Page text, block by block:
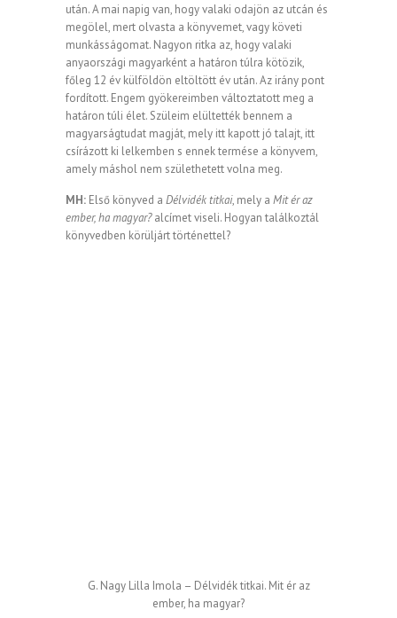
után. A mai napig van, hogy valaki odajön az utcán és
megölel, mert olvasta a könyvemet, vagy követi
munkásságomat. Nagyon ritka az, hogy valaki
anyaországi magyarként a határon túlra kötözik,
főleg 12 év külföldön eltöltött év után. Az irány pont
fordított. Engem gyökereimben változtatott meg a
határon túli élet. Szüleim elültették bennem a
magyarságtudat magját, mely itt kapott jó talajt, itt
csírázott ki lelkemben s ennek termése a könyvem,
amely máshol nem születhetett volna meg.
MH: Első könyved a Délvidék titkai, mely a Mit ér az
ember, ha magyar?alcímet viseli. Hogyan találkoztál
könyvedben körüljárt történettel?
G. Nagy Lilla Imola – Délvidék titkai. Mit ér az
ember, ha magyar?